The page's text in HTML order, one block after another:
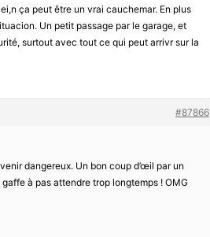
ça peut être un vrai cauchemar. En plus
Un petit passage par le garage, et
surtout avec tout ce qui peut arrivr sur la
#87866
dangereux. Un bon coup d’œil par un
gaffe à pas attendre trop longtemps ! OMG